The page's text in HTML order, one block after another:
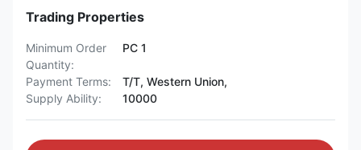
Trading Properties
Minimum Order
Quantity:
PC 1
Payment Terms:
T/T, Western Union,
Supply Ability:
10000